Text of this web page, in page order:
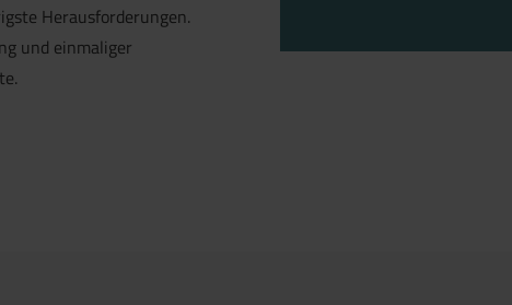
Herausforderungen.
und einmaliger